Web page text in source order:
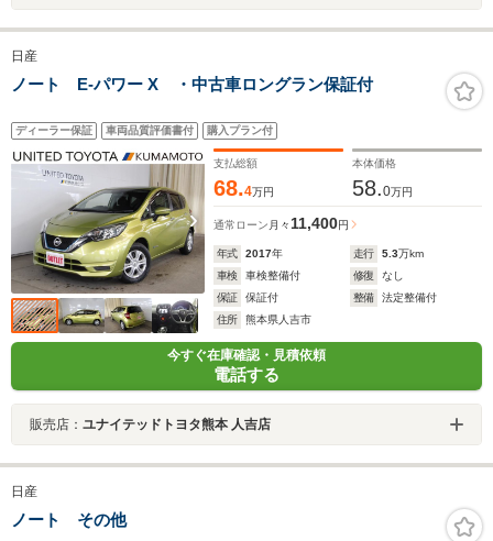
日産
ノート E-パワー X ・中古車ロングラン保証付
ディーラー保証 車両品質評価書付 購入プラン付
支払総額
68.4万円
本体価格
58.0万円
通常ローン 月々11,400円
年式 2017年 走行 5.3万km
車検
車検整備付 修復
なし
保証
保証付 整備
法定整備付
住所
熊本県人吉市
今すぐ在庫確認・見積依頼
電話する
販売店： ユナイテッドトヨタ熊本 人吉店
日産
ノート その他